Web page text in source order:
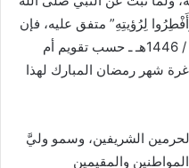
لِرُؤيتِهِ” متفق عليه، فإن
الدائرة تقرر: أن يوم غدٍ السبت 1 / 9 / 1446هـ ـ حسب تقويم أم
1 / 3 / 2025م، هو غرة شهر رمضان المبارك لهذا
الشريفين، وسمو وليَّ
والمقيمين